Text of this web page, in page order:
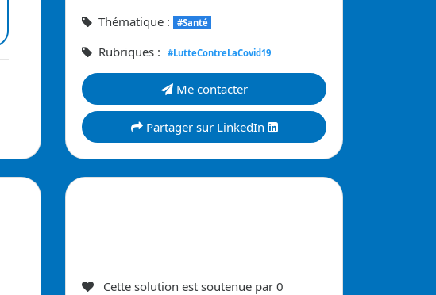
Thématique : #Santé
Rubriques : #LutteContreLaCovid19
Me contacter
Partager sur LinkedIn
Cette solution est soutenue par 0